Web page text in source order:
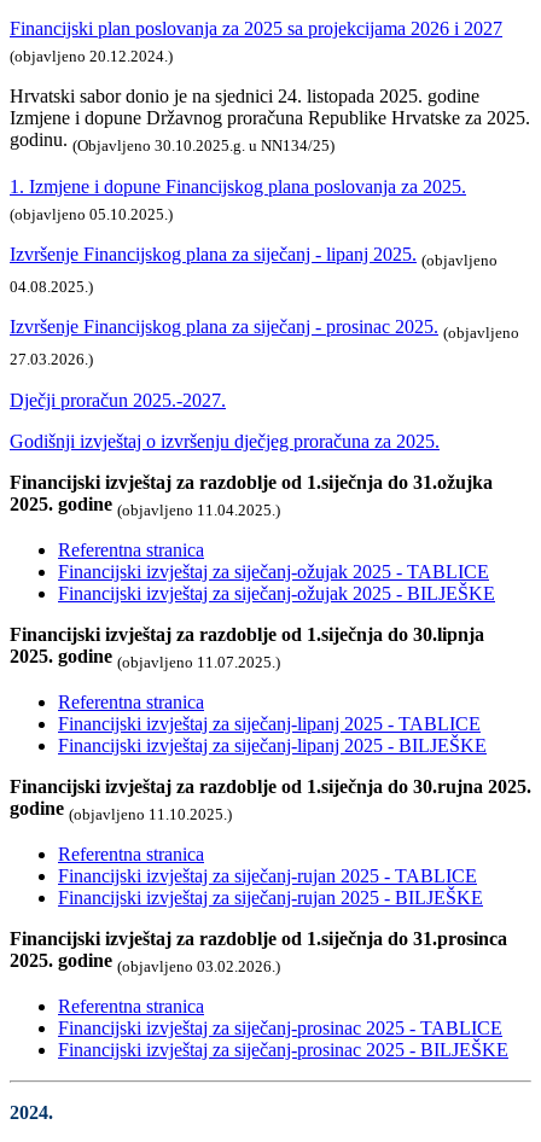
Financijski plan poslovanja za 2025 sa projekcijama 2026 i 2027
(objavljeno 20.12.2024.)
Hrvatski sabor donio je na sjednici 24. listopada 2025. godine
Izmjene i dopune Državnog proračuna Republike Hrvatske za 2025.
godinu. (Objavljeno 30.10.2025.g. u NN134/25)
1. Izmjene i dopune Financijskog plana poslovanja za 2025.
(objavljeno 05.10.2025.)
Izvršenje Financijskog plana za siječanj - lipanj 2025. (objavljeno
04.08.2025.)
Izvršenje Financijskog plana za siječanj - prosinac 2025. (objavljeno
27.03.2026.)
Dječji proračun 2025.-2027.
Godišnji izvještaj o izvršenju dječjeg proračuna za 2025.
Financijski izvještaj za razdoblje od 1.siječnja do 31.ožujka
2025. godine (objavljeno 11.04.2025.)
Referentna stranica
Financijski izvještaj za siječanj-ožujak 2025 - TABLICE
Financijski izvještaj za siječanj-ožujak 2025 - BILJEŠKE
Financijski izvještaj za razdoblje od 1.siječnja do 30.lipnja
2025. godine (objavljeno 11.07.2025.)
Referentna stranica
Financijski izvještaj za siječanj-lipanj 2025 - TABLICE
Financijski izvještaj za siječanj-lipanj 2025 - BILJEŠKE
Financijski izvještaj za razdoblje od 1.siječnja do 30.rujna 2025.
godine (objavljeno 11.10.2025.)
Referentna stranica
Financijski izvještaj za siječanj-rujan 2025 - TABLICE
Financijski izvještaj za siječanj-rujan 2025 - BILJEŠKE
Financijski izvještaj za razdoblje od 1.siječnja do 31.prosinca
2025. godine (objavljeno 03.02.2026.)
Referentna stranica
Financijski izvještaj za siječanj-prosinac 2025 - TABLICE
Financijski izvještaj za siječanj-prosinac 2025 - BILJEŠKE
2024.